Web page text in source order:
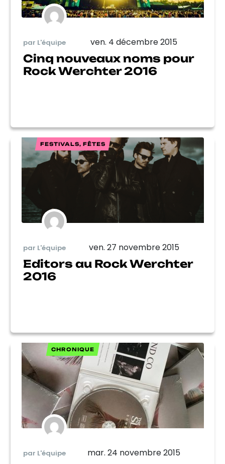
par L'équipe ven. 4 décembre 2015
Cinq nouveaux noms pour
Rock Werchter 2016
FESTIVALS, FÊTES
par L'équipe ven. 27 novembre 2015
Editors au Rock Werchter
2016
CHRONIQUE
par L'équipe mar. 24 novembre 2015